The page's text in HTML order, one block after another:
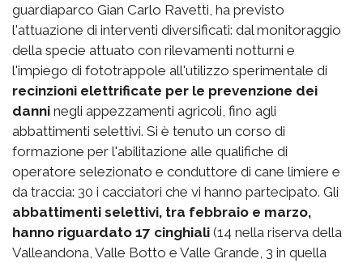
guardiaparco Gian Carlo Ravetti, ha previsto
l'attuazione di interventi diversificati: dal monitoraggio
della specie attuato con rilevamenti notturni e
l'impiego di fototrappole all'utilizzo sperimentale di
recinzioni elettrificate per le prevenzione dei
danni negli appezzamenti agricoli, fino agli
abbattimenti selettivi. Si è tenuto un corso di
formazione per l'abilitazione alle qualifiche di
operatore selezionato e conduttore di cane limiere e
da traccia: 30 i cacciatori che vi hanno partecipato. Gli
abbattimenti selettivi, tra febbraio e marzo,
hanno riguardato 17 cinghiali (14 nella riserva della
Valleandona, Valle Botto e Valle Grande, 3 in quella